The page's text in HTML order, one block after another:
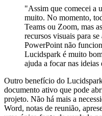
"Assim que comecei a
muito. No momento,
Teams ou Zoom, mas
recursos visuais para
PowerPoint não
Lucidspark é muito
ajuda a focar nas ideias
Outro benefício do
documento ativo que pode
projeto. Não há mais a
Word, notas de reunião,